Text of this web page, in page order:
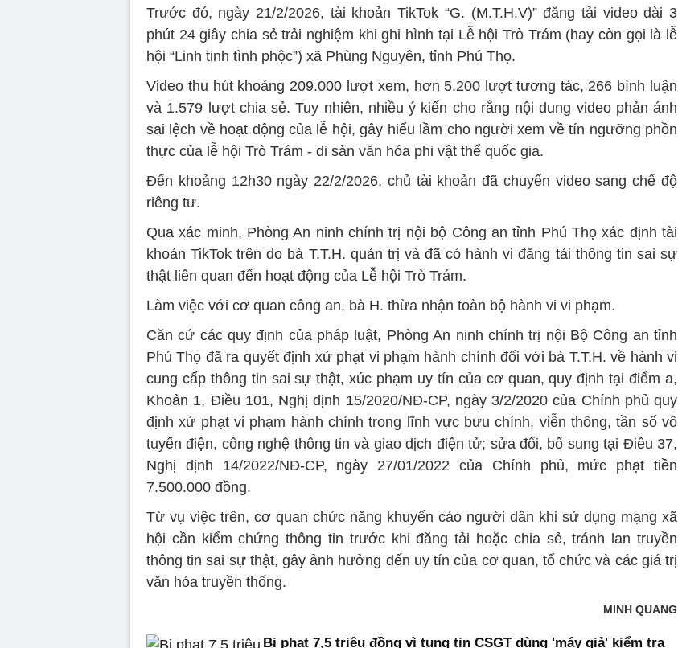
Trước đó, ngày 21/2/2026, tài khoản TikTok “G. (M.T.H.V)” đăng tải video dài 3
phút 24 giây chia sẻ trải nghiệm khi ghi hình tại Lễ hội Trò Trám (hay còn gọi là lễ
hội “Linh tinh tình phộc”) xã Phùng Nguyên, tỉnh Phú Thọ.
Video thu hút khoảng 209.000 lượt xem, hơn 5.200 lượt tương tác, 266 bình luận
và 1.579 lượt chia sẻ. Tuy nhiên, nhiều ý kiến cho rằng nội dung video phản ánh
sai lệch về hoạt động của lễ hội, gây hiểu lầm cho người xem về tín ngưỡng phồn
thực của lễ hội Trò Trám - di sản văn hóa phi vật thể quốc gia.
Đến khoảng 12h30 ngày 22/2/2026, chủ tài khoản đã chuyển video sang chế độ
riêng tư.
Qua xác minh, Phòng An ninh chính trị nội bộ Công an tỉnh Phú Thọ xác định tài
khoản TikTok trên do bà T.T.H. quản trị và đã có hành vi đăng tải thông tin sai sự
thật liên quan đến hoạt động của Lễ hội Trò Trám.
Làm việc với cơ quan công an, bà H. thừa nhận toàn bộ hành vi vi phạm.
Căn cứ các quy định của pháp luật, Phòng An ninh chính trị nội Bộ Công an tỉnh
Phú Thọ đã ra quyết định xử phạt vi phạm hành chính đối với bà T.T.H. về hành vi
cung cấp thông tin sai sự thật, xúc phạm uy tín của cơ quan, quy định tại điểm a,
Khoản 1, Điều 101, Nghị định 15/2020/NĐ-CP, ngày 3/2/2020 của Chính phủ quy
định xử phạt vi phạm hành chính trong lĩnh vực bưu chính, viễn thông, tần số vô
tuyến điện, công nghệ thông tin và giao dịch điện tử; sửa đổi, bổ sung tại Điều 37,
Nghị định 14/2022/NĐ-CP, ngày 27/01/2022 của Chính phủ, mức phạt tiền
7.500.000 đồng.
Từ vụ việc trên, cơ quan chức năng khuyến cáo người dân khi sử dụng mạng xã
hội cần kiểm chứng thông tin trước khi đăng tải hoặc chia sẻ, tránh lan truyền
thông tin sai sự thật, gây ảnh hưởng đến uy tín của cơ quan, tổ chức và các giá trị
văn hóa truyền thống.
MINH QUANG
Bị phạt 7,5 triệu đồng vì tung tin CSGT dùng 'máy giả' kiểm tra